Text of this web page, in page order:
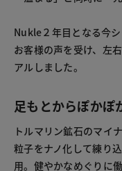
Nukle２年目となる今
お客様の声を受け、左
アルしました。
足もとからぽか
トルマリン鉱石のマイ
粒子をナノ化して練り
用。健やかなめぐりに